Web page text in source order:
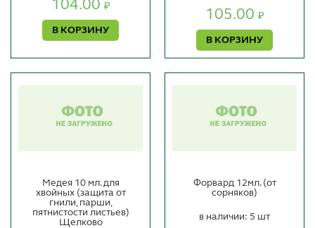
104.00 ₽
В КОРЗИНУ
105.00 ₽
В КОРЗИНУ
Медея 10 мл. для
хвойных (защита от
гнили, парши,
пятнистости листьев)
Щелково
Форвард 12мл. (от
сорняков)
в наличии: 5 шт